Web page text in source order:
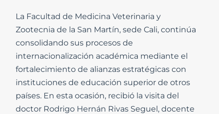
La Facultad de Medicina Veterinaria y
Zootecnia de la San Martín, sede Cali, continúa
consolidando sus procesos de
internacionalización académica mediante el
fortalecimiento de alianzas estratégicas con
instituciones de educación superior de otros
países. En esta ocasión, recibió la visita del
doctor Rodrigo Hernán Rivas Seguel, docente